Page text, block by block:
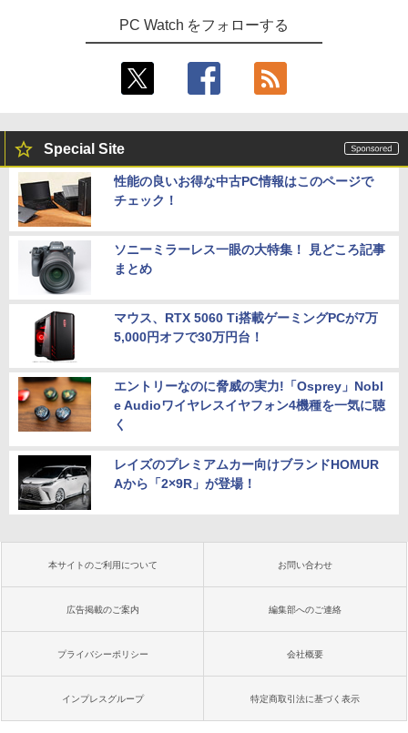
PC Watch をフォローする
Special Site
性能の良いお得な中古PC情報はこのページで
チェック！
ソニーミラーレス一眼の大特集！ 見どころ記事
まとめ
マウス、RTX 5060 Ti搭載ゲーミングPCが7万
5,000円オフで30万円台！
エントリーなのに脅威の実力!「Osprey」Nobl
e Audioワイヤレスイヤフォン4機種を一気に聴
く
レイズのプレミアムカー向けブランドHOMUR
Aから「2×9R」が登場！
本サイトのご利用について お問い合わせ
広告掲載のご案内 編集部へのご連絡
プライバシーポリシー 会社概要
インプレスグループ 特定商取引法に基づく表示